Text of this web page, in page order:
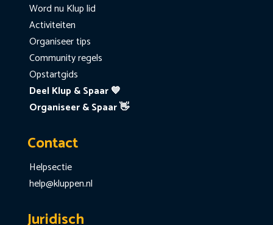
Word nu Klup lid
Activiteiten
Organiseer tips
Community regels
Opstartgids
Deel Klup & Spaar 💙
Organiseer & Spaar 👋
Contact
Helpsectie
help@kluppen.nl
Juridisch